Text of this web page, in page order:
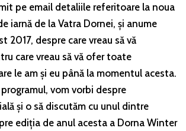
pe email detaliile referitoare la noua
iarnă de la Vatra Dornei, și anume
2017, despre care vreau să vă
care vreau să vă ofer toate
le am și eu până la momentul acesta.
vom vorbi despre
și o să discutăm cu unul dintre
ediția de anul acesta a Dorna Winter